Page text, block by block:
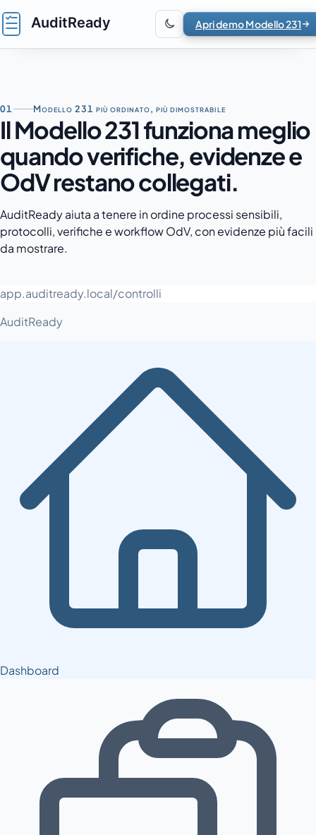
Apri demo Modello 231
01 Modello 231 più ordinato, più dimostrabile
Il Modello 231 funziona meglio
quando verifiche, evidenze e
OdV restano collegati.
AuditReady aiuta a tenere in ordine processi sensibili,
protocolli, verifiche e workflow OdV, con evidenze più facili
da mostrare.
app.auditready.local/controlli
AuditReady
Dashboard